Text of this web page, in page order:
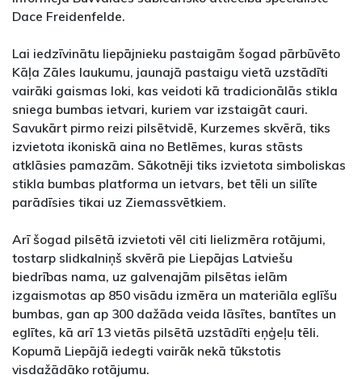
Dace Freidenfelde.
Lai iedzīvinātu liepājnieku pastaigām šogad pārbūvēto
Kāļa Zāles laukumu, jaunajā pastaigu vietā uzstādīti
vairāki gaismas loki, kas veidoti kā tradicionālās stikla
sniega bumbas ietvari, kuriem var izstaigāt cauri.
Savukārt pirmo reizi pilsētvidē, Kurzemes skvērā, tiks
izvietota ikoniskā aina no Betlēmes, kuras stāsts
atklāsies pamazām. Sākotnēji tiks izvietota simboliskas
stikla bumbas platforma un ietvars, bet tēli un silīte
parādīsies tikai uz Ziemassvētkiem.
Arī šogad pilsētā izvietoti vēl citi lielizmēra rotājumi,
tostarp slidkalniņš skvērā pie Liepājas Latviešu
biedrības nama, uz galvenajām pilsētas ielām
izgaismotas ap 850 visādu izmēra un materiāla eglīšu
bumbas, gan ap 300 dažāda veida lāsītes, bantītes un
eglītes, kā arī 13 vietās pilsētā uzstādīti eņģeļu tēli.
Kopumā Liepājā iedegti vairāk nekā tūkstotis
visdažādāko rotājumu.